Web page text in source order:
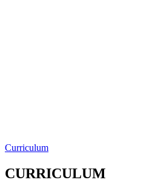
Curriculum
CURRICULUM